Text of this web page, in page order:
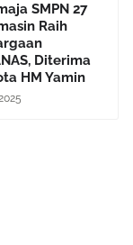
SMPN 27
Raih
Diterima
HM Yamin